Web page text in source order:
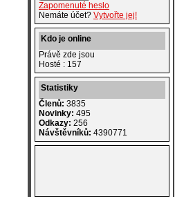
Zapomenuté heslo
Nemáte účet? Vytvořte jej!
Kdo je online
Právě zde jsou
Hosté : 157
Statistiky
Členů: 3835
Novinky: 495
Odkazy: 256
Návštěvníků: 4390771